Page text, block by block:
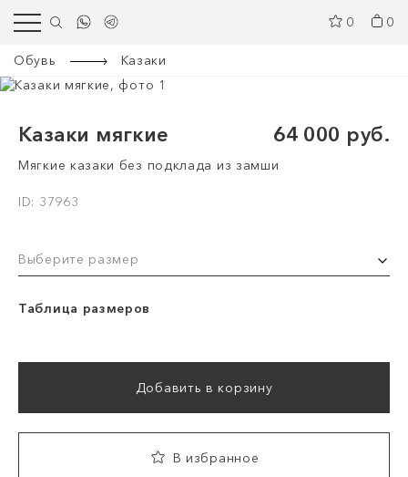
0 0
Обувь Казаки
Казаки мягкие 64 000 руб.
Мягкие казаки без подклада из замши
ID: 37963
Выберите размер
Таблица размеров
Добавить в корзину
В избранное